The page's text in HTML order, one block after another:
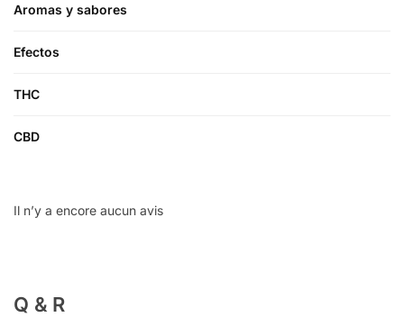
Aromas y sabores
Efectos
THC
CBD
Il n’y a encore aucun avis
Q & R